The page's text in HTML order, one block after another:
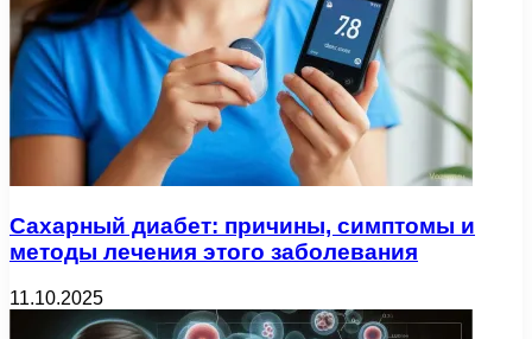
Сахарный диабет: причины, симптомы и
методы лечения этого заболевания
11.10.2025